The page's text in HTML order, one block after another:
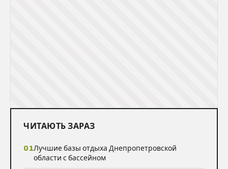
ЧИТАЮТЬ ЗАРАЗ
01Лучшие базы отдыха Днепропетровской
области с бассейном